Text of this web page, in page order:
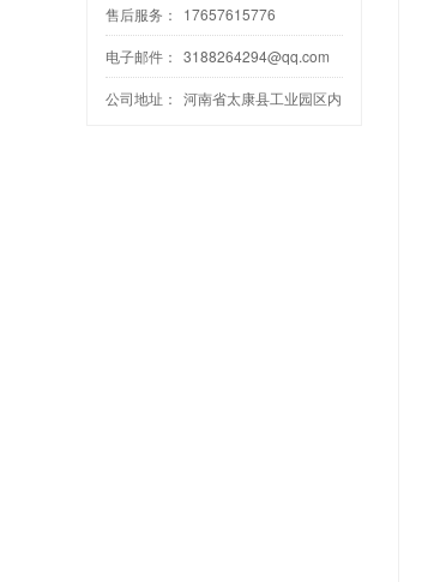
售后服务： 17657615776
电子邮件： 3188264294@qq.com
公司地址： 河南省太康县工业园区内